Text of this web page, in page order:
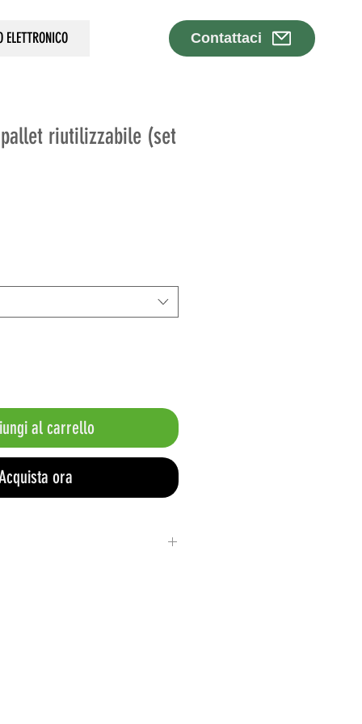
ELETTRONICO Contattaci
riutilizzabile (set
al carrello
ora